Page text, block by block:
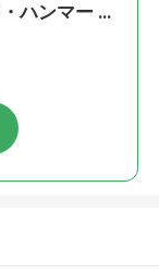
ハンマー 部